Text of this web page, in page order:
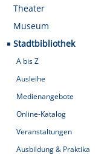
Theater
Museum
Stadtbibliothek
A bis Z
Ausleihe
Medienangebote
Online-Katalog
Veranstaltungen
Ausbildung & Praktika